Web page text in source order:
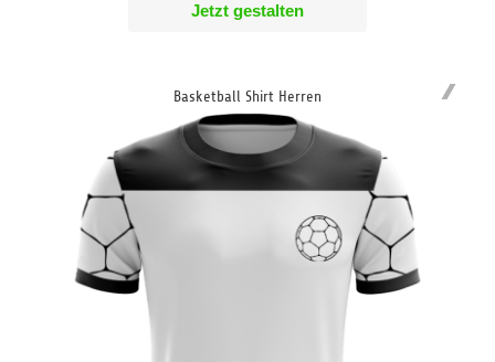
Jetzt gestalten
Basketball Shirt Herren